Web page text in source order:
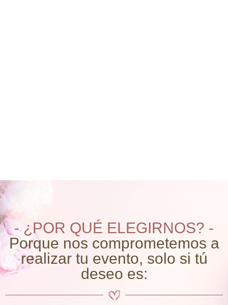
- ¿POR QUÉ ELEGIRNOS? -
Porque nos comprometemos a
realizar tu evento, solo si tú
deseo es: